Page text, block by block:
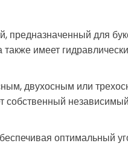
предназначенный для
имеет
двухосным или
собственный
оптимальный